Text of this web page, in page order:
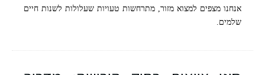
אנחנו מצפים למצוא מזור, מתרחשות טעויות שעלולות לשנות חיים
שלמים.